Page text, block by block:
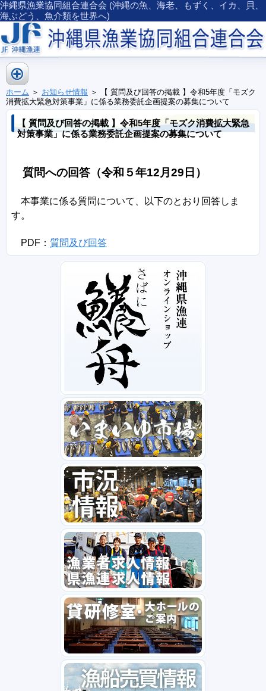
沖縄県漁業協同組合連合会 (沖縄の魚、海老、もずく、イカ、貝、
海ぶどう、魚介類を世界へ)
ホーム ＞ お知らせ情報 ＞ 【 質問及び回答の掲載 】令和5年度「モズク
消費拡大緊急対策事業」に係る業務委託企画提案の募集について
【 質問及び回答の掲載 】令和5年度「モズク消費拡大緊急
対策事業」に係る業務委託企画提案の募集について
質問への回答（令和５年12月29日）
本事業に係る質問について、以下のとおり回答しま
す。
PDF： 質問及び回答